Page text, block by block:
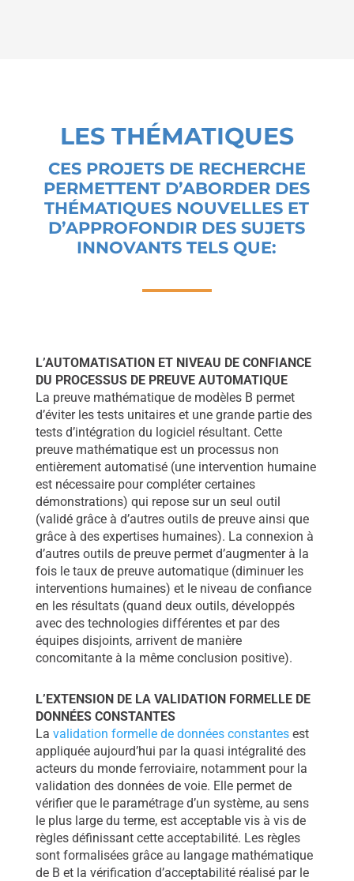
LES THÉMATIQUES
CES PROJETS DE RECHERCHE
PERMETTENT D’ABORDER DES
THÉMATIQUES NOUVELLES ET
D’APPROFONDIR DES SUJETS
INNOVANTS TELS QUE:
L’AUTOMATISATION ET NIVEAU DE CONFIANCE
DU PROCESSUS DE PREUVE AUTOMATIQUE
La preuve mathématique de modèles B permet
d’éviter les tests unitaires et une grande partie des
tests d’intégration du logiciel résultant. Cette
preuve mathématique est un processus non
entièrement automatisé (une intervention humaine
est nécessaire pour compléter certaines
démonstrations) qui repose sur un seul outil
(validé grâce à d’autres outils de preuve ainsi que
grâce à des expertises humaines). La connexion à
d’autres outils de preuve permet d’augmenter à la
fois le taux de preuve automatique (diminuer les
interventions humaines) et le niveau de confiance
en les résultats (quand deux outils, développés
avec des technologies différentes et par des
équipes disjoints, arrivent de manière
concomitante à la même conclusion positive).
L’EXTENSION DE LA VALIDATION FORMELLE DE
DONNÉES CONSTANTES
La validation formelle de données constantesest
appliquée aujourd’hui par la quasi intégralité des
acteurs du monde ferroviaire, notamment pour la
validation des données de voie. Elle permet de
vérifier que le paramétrage d’un système, au sens
le plus large du terme, est acceptable vis à vis de
règles définissant cette acceptabilité. Les règles
sont formalisées grâce au langage mathématique
de B et la vérification d’acceptabilité réalisé par le